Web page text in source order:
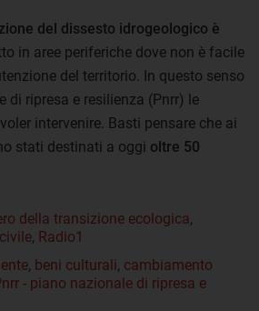
del dissesto idrogeologico è
in aree periferiche dove non è facile
del territorio. In questo senso
di ripresa e resilienza (Pnrr) le
intervenire. Basti pensare che ai
stati destinati a oggi oltre 50
della transizione ecologica,
, Radio1
, beni culturali, cambiamento
- piano nazionale di ripresa e